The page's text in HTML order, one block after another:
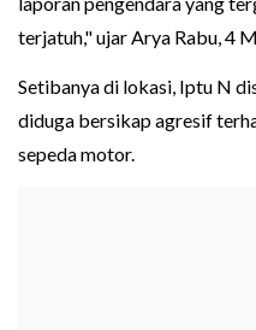
terjatuh," ujar Arya Rabu, 4
Setibanya di lokasi, Iptu N
diduga bersikap agresif
sepeda motor.